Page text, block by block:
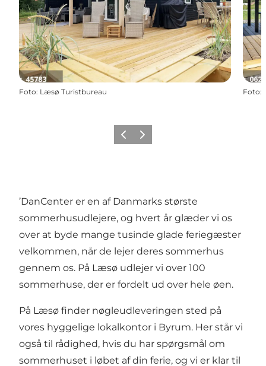
Foto: Læsø Turistbureau Foto:
ForrigeNæste
’DanCenter er en af Danmarks største
sommerhusudlejere, og hvert år glæder vi os
over at byde mange tusinde glade feriegæster
velkommen, når de lejer deres sommerhus
gennem os. På Læsø udlejer vi over 100
sommerhuse, der er fordelt ud over hele øen.
På Læsø finder nøgleudleveringen sted på
vores hyggelige lokalkontor i Byrum. Her står vi
også til rådighed, hvis du har spørgsmål om
sommerhuset i løbet af din ferie, og vi er klar til